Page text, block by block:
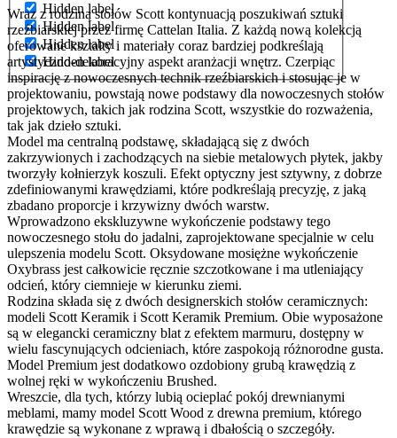
Hidden label
Hidden label
Hidden label
Hidden label
Wraz z rodziną stołów Scott kontynuacją poszukiwań sztuki
rzeźbiarskiej przez firmę Cattelan Italia. Z każdą nową kolekcją
oferowane kształty i materiały coraz bardziej podkreślają
artystyczno-dekoracyjny aspekt aranżacji wnętrz. Czerpiąc
inspirację z nowoczesnych technik rzeźbiarskich i stosując je w
projektowaniu, powstają nowe podstawy dla nowoczesnych stołów
projektowych, takich jak rodzina Scott, wszystkie do rozważenia,
tak jak dzieło sztuki.
Model ma centralną podstawę, składającą się z dwóch
zakrzywionych i zachodzących na siebie metalowych płytek, jakby
tworzyły kołnierzyk koszuli. Efekt optyczny jest sztywny, z dobrze
zdefiniowanymi krawędziami, które podkreślają precyzję, z jaką
zbadano proporcje i krzywizny dwóch warstw.
Wprowadzono ekskluzywne wykończenie podstawy tego
nowoczesnego stołu do jadalni, zaprojektowane specjalnie w celu
ulepszenia modelu Scott. Oksydowane mosiężne wykończenie
Oxybrass jest całkowicie ręcznie szczotkowane i ma utleniający
odcień, który ciemnieje w kierunku ziemi.
Rodzina składa się z dwóch designerskich stołów ceramicznych:
modeli Scott Keramik i Scott Keramik Premium. Obie wyposażone
są w elegancki ceramiczny blat z efektem marmuru, dostępny w
wielu fascynujących odcieniach, które zaspokoją różnorodne gusta.
Model Premium jest dodatkowo ozdobiony grubą krawędzią z
wolnej ręki w wykończeniu Brushed.
Wreszcie, dla tych, którzy lubią ocieplać pokój drewnianymi
meblami, mamy model Scott Wood z drewna premium, którego
krawędzie są wykonane z wprawą i dbałością o szczegóły.